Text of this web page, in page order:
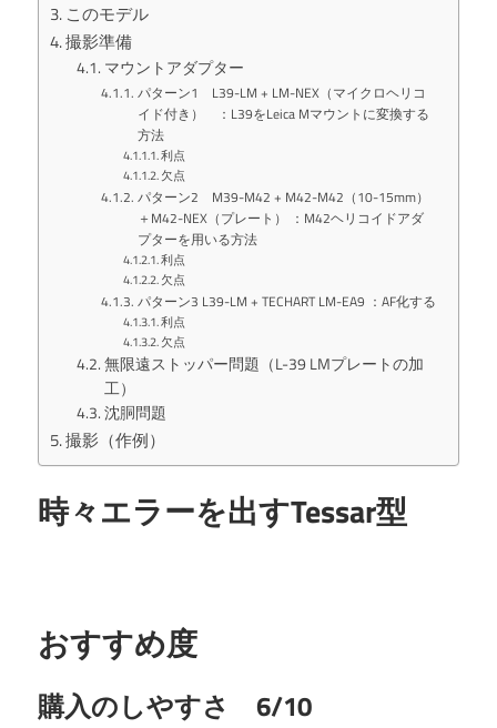
このモデル
撮影準備
マウントアダプター
パターン1 L39-LM + LM-NEX（マイクロヘリコ
イド付き） ：L39をLeica Mマウントに変換する
方法
利点
欠点
パターン2 M39-M42 + M42-M42（10-15mm）
＋M42-NEX（プレート） ：M42ヘリコイドアダ
プターを用いる方法
利点
欠点
パターン3 L39-LM + TECHART LM-EA9 ：AF化する
利点
欠点
無限遠ストッパー問題（L-39 LMプレートの加
工）
沈胴問題
撮影（作例）
時々エラーを出すTessar型
おすすめ度
購入のしやすさ 6/10